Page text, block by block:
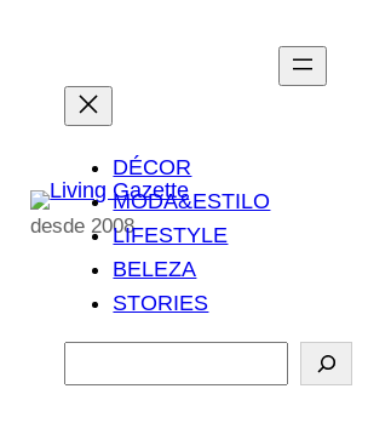
conteúdo
desde 2008
DÉCOR
MODA&ESTILO
LIFESTYLE
BELEZA
STORIES
e